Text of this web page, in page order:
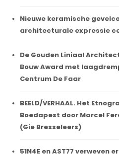
Nieuwe keramische
architecturale expressie
De Gouden Liniaal
Bouw Award met
Centrum De Faar
BEELD/VERHAAL. Het
Boedapest door Marcel
(Gie Bresseleers)
51N4E en AST77 verweven